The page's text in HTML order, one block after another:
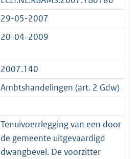
29-05-2007
20-04-2009
2007.140
Ambtshandelingen (art. 2 Gdw)
Tenuivoerrlegging van een door
de gemeente uitgevaardigd
dwangbevel. De voorzitter